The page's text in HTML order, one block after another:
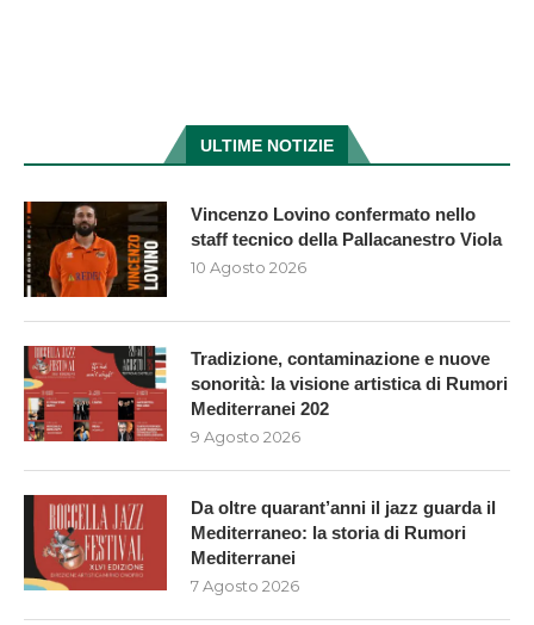
ULTIME NOTIZIE
Vincenzo Lovino confermato nello
staff tecnico della Pallacanestro Viola
10 Agosto 2026
Tradizione, contaminazione e nuove
sonorità: la visione artistica di Rumori
Mediterranei 202
9 Agosto 2026
Da oltre quarant’anni il jazz guarda il
Mediterraneo: la storia di Rumori
Mediterranei
7 Agosto 2026